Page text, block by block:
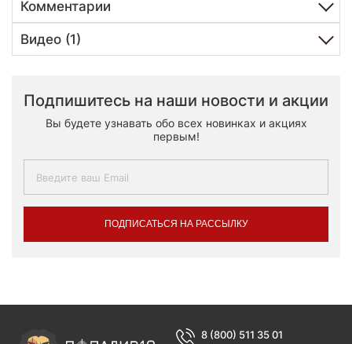
Комментарии
Видео (1)
Подпишитесь на наши новости и акции
Вы будете узнавать обо всех новинках и акциях
первым!
ПОДПИСАТЬСЯ НА РАССЫЛКУ
8 (800) 511 35 01